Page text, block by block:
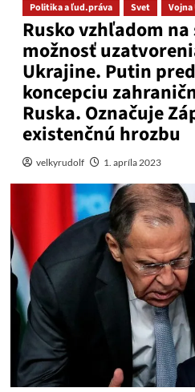
Politika a ľud.práva Svet
Rusko vzhľadom
možnosť
Ukrajine. Putin
koncepciu
Ruska. Označuje
existenčnú hrozbu
velkyrudolf 1. apríla 2023